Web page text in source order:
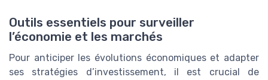
Outils essentiels pour surveiller
l’économie et les marchés
Pour anticiper les évolutions économiques et adapter
ses stratégies d’investissement, il est crucial de